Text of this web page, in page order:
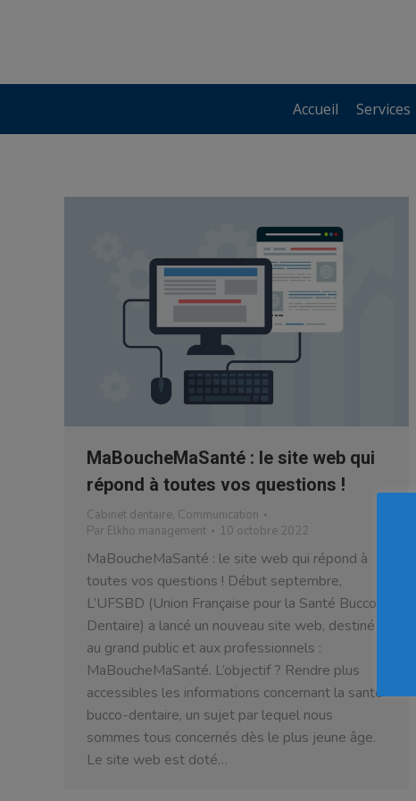
Accueil Services
MaBoucheMaSanté : le site web qui
répond à toutes vos questions !
Cabinet dentaire, Communication
Par Elkho management 10 octobre 2022
MaBoucheMaSanté : le site web qui répond à
toutes vos questions ! Début septembre,
L’UFSBD (Union Française pour la Santé Bucco-
Dentaire) a lancé un nouveau site web, destiné
au grand public et aux professionnels :
MaBoucheMaSanté. L’objectif ? Rendre plus
accessibles les informations concernant la santé
bucco-dentaire, un sujet par lequel nous
sommes tous concernés dès le plus jeune âge.
Le site web est doté…